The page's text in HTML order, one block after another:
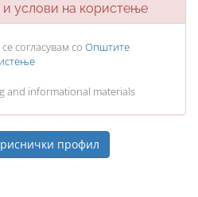
услови на користење
согласувам со Општите
and informational materials